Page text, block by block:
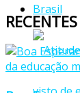
Brasil
RECENTES